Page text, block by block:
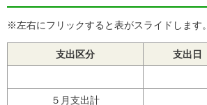
※左右にフリックすると表がスライドします。
支出区分 支出日
５月支出計